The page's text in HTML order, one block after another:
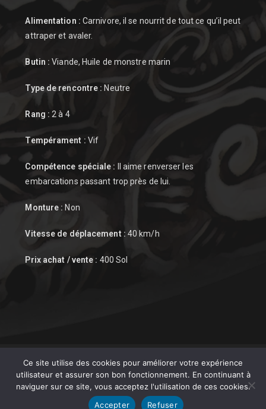
Alimentation : Carnivore, il se nourrit de tout ce qu’il peut
attraper et avaler.
Butin : Viande, Huile de monstre marin
Type de rencontre : Neutre
Rang : 2 à 4
Tempérament : Vif
Compétence spéciale : Il aime renverser les
embarcations passant trop près de lui.
Monture : Non
Vitesse de déplacement : 40 km/h
Prix achat / vente : 400 Sol
Ce site utilise des cookies pour améliorer votre expérience
utilisateur et assurer son bon fonctionnement. En continuant à
naviguer sur ce site, vous acceptez l'utilisation de ces cookies.
Accepter
Refuser